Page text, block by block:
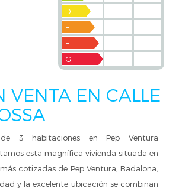
D
E
F
G
VENTA EN CALLE
3 habitaciones en Pep Ventura
esta magnífica vivienda situada en
cotizadas de Pep Ventura, Badalona,
y la excelente ubicación se combinan